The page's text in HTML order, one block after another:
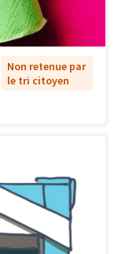
Non retenue par
le tri citoyen